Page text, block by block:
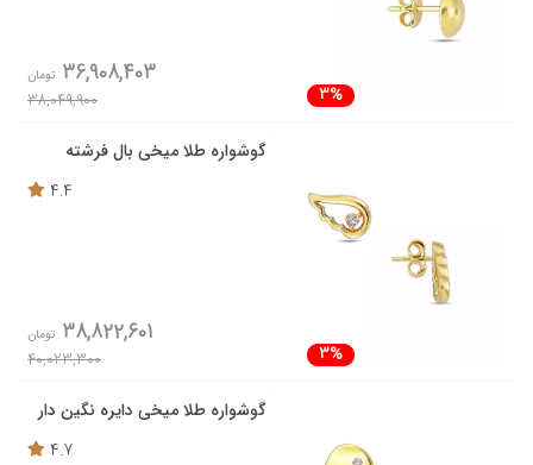
3%
36,908,403 تومان
38,049,900
گوشواره طلا میخی بال فرشته
4.4
3%
38,822,601 تومان
40,023,300
گوشواره طلا میخی دایره نگین دار
4.7